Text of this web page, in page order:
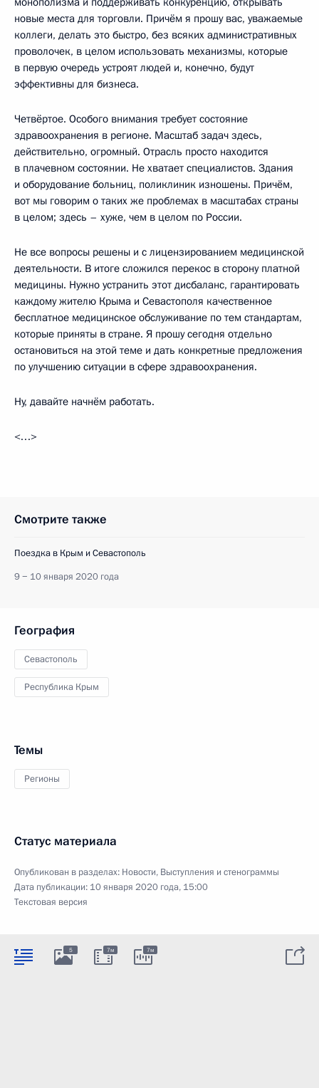
новые места для торговли. Причём я прошу вас, уважаемые
коллеги, делать это быстро, без всяких административных
проволочек, в целом использовать механизмы, которые
в первую очередь устроят людей и, конечно, будут
эффективны для бизнеса.
Четвёртое. Особого внимания требует состояние
здравоохранения в регионе. Масштаб задач здесь,
действительно, огромный. Отрасль просто находится
в плачевном состоянии. Не хватает специалистов. Здания
и оборудование больниц, поликлиник изношены. Причём,
вот мы говорим о таких же проблемах в масштабах страны
в целом; здесь – хуже, чем в целом по России.
Не все вопросы решены и с лицензированием медицинской
деятельности. В итоге сложился перекос в сторону платной
медицины. Нужно устранить этот дисбаланс, гарантировать
каждому жителю Крыма и Севастополя качественное
бесплатное медицинское обслуживание по тем стандартам,
которые приняты в стране. Я прошу сегодня отдельно
остановиться на этой теме и дать конкретные предложения
по улучшению ситуации в сфере здравоохранения.
Ну, давайте начнём работать.
<…>
Смотрите также
Поездка в Крым и Севастополь
9 − 10 января 2020 года
География
Севастополь
Республика Крым
Темы
Регионы
Статус материала
Опубликован в разделах: Новости, Выступления и стенограммы
Дата публикации: 10 января 2020 года, 15:00
Текстовая версия
5 7м 7м